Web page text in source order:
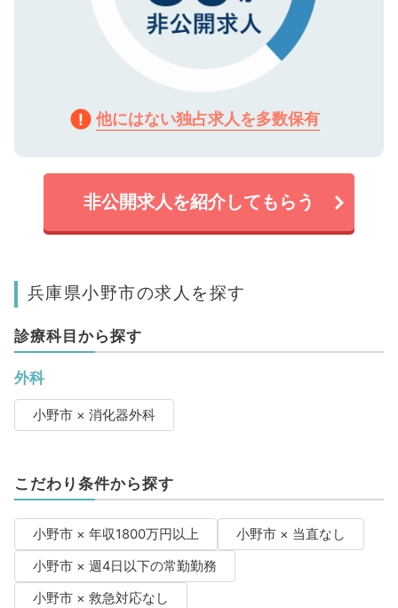
他にはない独占求人を多数保有
非公開求人を紹介してもらう
兵庫県小野市の求人を探す
診療科目から探す
外科
小野市 × 消化器外科
こだわり条件から探す
小野市 × 年収1800万円以上
小野市 × 当直なし
小野市 × 週4日以下の常勤勤務
小野市 × 救急対応なし